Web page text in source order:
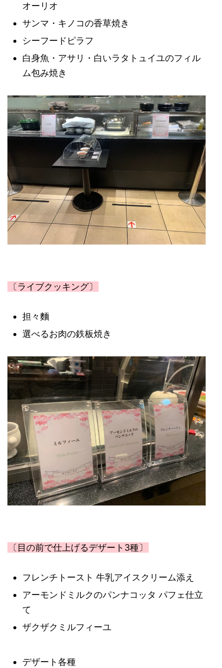
オーリオ
サンマ・キノコの香草焼き
シーフードピラフ
白身魚・アサリ・白いラタトュイユのフィル
ム包み焼き
〔ライブクッキング〕
担々麵
選べるお肉の鉄板焼き
〔目の前で仕上げるデザート3種〕
フレンチトースト 牛乳アイスクリーム添え
アーモンドミルクのパンナコッタ パフェ仕立
て
ザクザクミルフィーユ
デザート各種